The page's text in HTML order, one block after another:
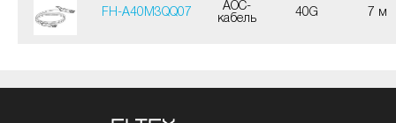
FH-A40M3QQ07
AOC-
кабель
40G 7 м